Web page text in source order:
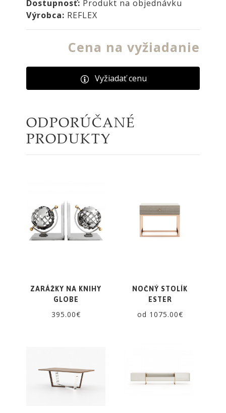
ATLAS
CONCORDE
VZORKOVNÍK
Dostupnosť: Produkt na objednávku
Výrobca: REFLEX
Cena na vyžiadanie
Vyžiadať cenu
ODPORÚČANÉ
PRODUKTY
ZARÁŽKY NA KNIHY
GLOBE
395.00€
NOČNÝ STOLÍK
ESTER
od 1075.00€